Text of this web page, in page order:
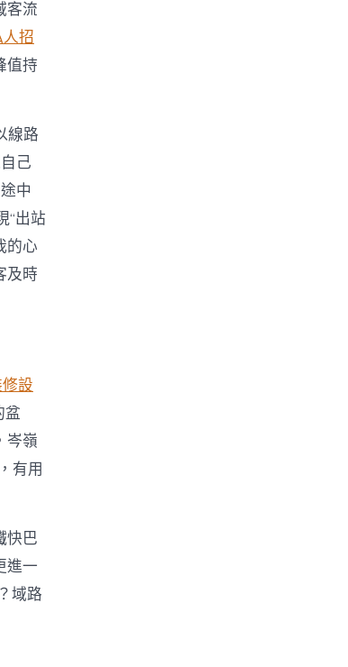
客流
招
值持
線路
己
中
“出站
的心
及時
設
盆
岑嶺
有用
快巴
進一
域路